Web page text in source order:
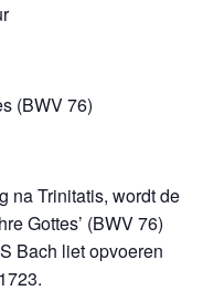
(BWV 76)
na Trinitatis, wordt de
Gottes’ (BWV 76)
Bach liet opvoeren